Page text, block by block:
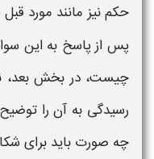
حکم نیز مانند مورد
پس از پاسخ به این
چیست، در بخش بعد،
رسیدگی به آن را
چه صورت باید برای